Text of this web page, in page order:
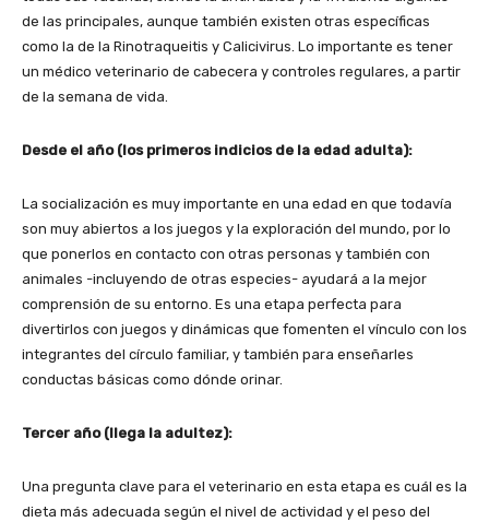
de las principales, aunque también existen otras específicas
como la de la Rinotraqueitis y Calicivirus. Lo importante es tener
un médico veterinario de cabecera y controles regulares, a partir
de la semana de vida.
Desde el año (los primeros indicios de la edad adulta):
La socialización es muy importante en una edad en que todavía
son muy abiertos a los juegos y la exploración del mundo, por lo
que ponerlos en contacto con otras personas y también con
animales -incluyendo de otras especies- ayudará a la mejor
comprensión de su entorno. Es una etapa perfecta para
divertirlos con juegos y dinámicas que fomenten el vínculo con los
integrantes del círculo familiar, y también para enseñarles
conductas básicas como dónde orinar.
Tercer año (llega la adultez):
Una pregunta clave para el veterinario en esta etapa es cuál es la
dieta más adecuada según el nivel de actividad y el peso del